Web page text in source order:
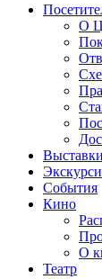
О
Выставки
События
Кино
О
Театр